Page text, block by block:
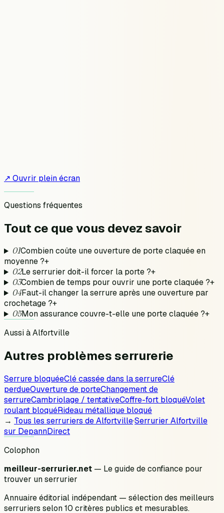
↗ Ouvrir plein écran
Questions fréquentes
Tout ce que vous devezsavoir
01Combien coûte une ouverture de porte claquée en
moyenne ?+
02Le serrurier doit-il forcer la porte ?+
03Combien de temps pour ouvrir une porte claquée ?+
04Faut-il changer la serrure après une ouverture par
crochetage ?+
05Mon assurance couvre-t-elle une porte claquée ?+
Aussi àAlfortville
Autres problèmesserrurerie
Serrure bloquéeClé cassée dans la serrureClé
perdueOuverture de porteChangement de
serrureCambriolage / tentativeCoffre-fort bloquéVolet
roulant bloquéRideau métallique bloqué
→ Tous les serruriers deAlfortville·Serrurier Alfortville
sur DepannDirect
Colophon
meilleur-serrurier.net — Le guide de confiance pour
trouver un serrurier
Annuaire éditorial indépendant — sélection des meilleurs
serruriers selon 10 critères publics et mesurables.